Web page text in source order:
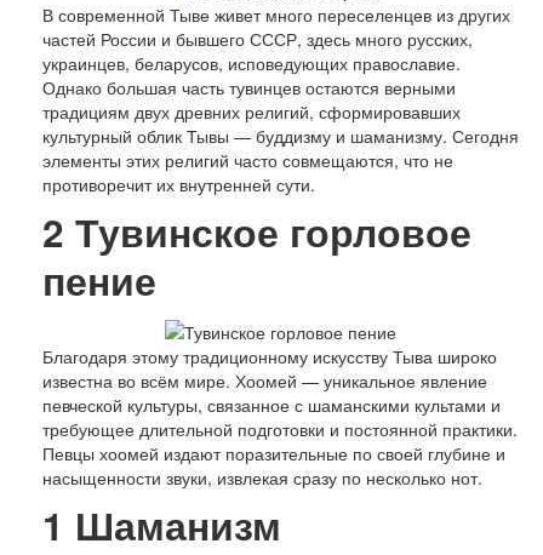
В современной Тыве живет много переселенцев из других
частей России и бывшего СССР, здесь много русских,
украинцев, беларусов, исповедующих православие.
Однако большая часть тувинцев остаются верными
традициям двух древних религий, сформировавших
культурный облик Тывы — буддизму и шаманизму. Сегодня
элементы этих религий часто совмещаются, что не
противоречит их внутренней сути.
2 Тувинское горловое
пение
Благодаря этому традиционному искусству Тыва широко
известна во всём мире. Хоомей — уникальное явление
певческой культуры, связанное с шаманскими культами и
требующее длительной подготовки и постоянной практики.
Певцы хоомей издают поразительные по своей глубине и
насыщенности звуки, извлекая сразу по несколько нот.
1 Шаманизм